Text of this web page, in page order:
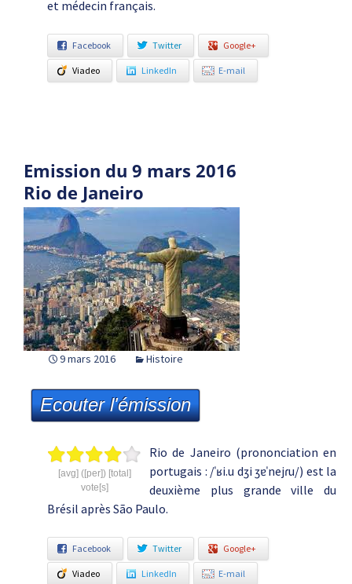
et médecin français.
Facebook Twitter Google+
Viadeo LinkedIn E-mail
Emission du 9 mars 2016
Rio de Janeiro
9 mars 2016 Histoire
Ecouter l'émission
[avg] ([per]) [total]
vote[s]
Rio de Janeiro (prononciation en
portugais : /ˈʁi.u dʒi ʒɐˈnejɾu/) est la
deuxième plus grande ville du
Brésil après São Paulo.
Facebook Twitter Google+
Viadeo LinkedIn E-mail